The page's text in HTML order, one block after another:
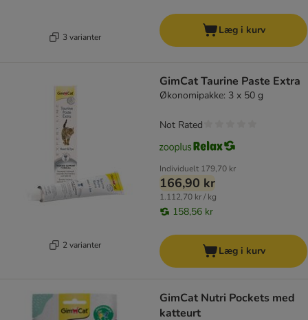
3 varianter
Læg i kurv
2 varianter
GimCat Taurine Paste Extra
Økonomipakke: 3 x 50 g
Individuelt 179,70 kr
166,90 kr
1.112,70 kr / kg
158,56 kr
Not Rated
Læg i kurv
GimCat Nutri Pockets med
katteurt